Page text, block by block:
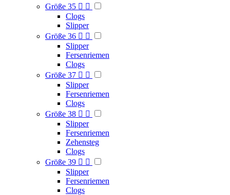
Größe 35  
Clogs
Slipper
Größe 36  
Slipper
Fersenriemen
Clogs
Größe 37  
Slipper
Fersenriemen
Clogs
Größe 38  
Slipper
Fersenriemen
Zehensteg
Clogs
Größe 39  
Slipper
Fersenriemen
Clogs